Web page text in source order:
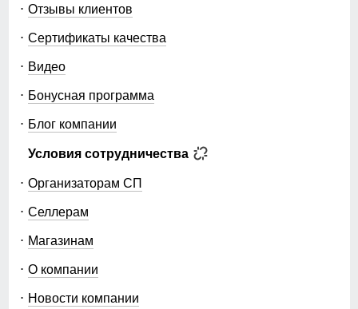
Отзывы клиентов
Сертификаты качества
Видео
Бонусная программа
Блог компании
Условия сотрудничества
Организаторам СП
Селлерам
Магазинам
О компании
Новости компании